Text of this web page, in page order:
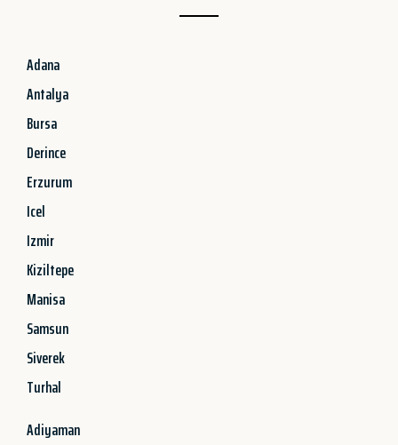
Adana
Antalya
Bursa
Derince
Erzurum
Icel
Izmir
Kiziltepe
Manisa
Samsun
Siverek
Turhal
Adiyaman